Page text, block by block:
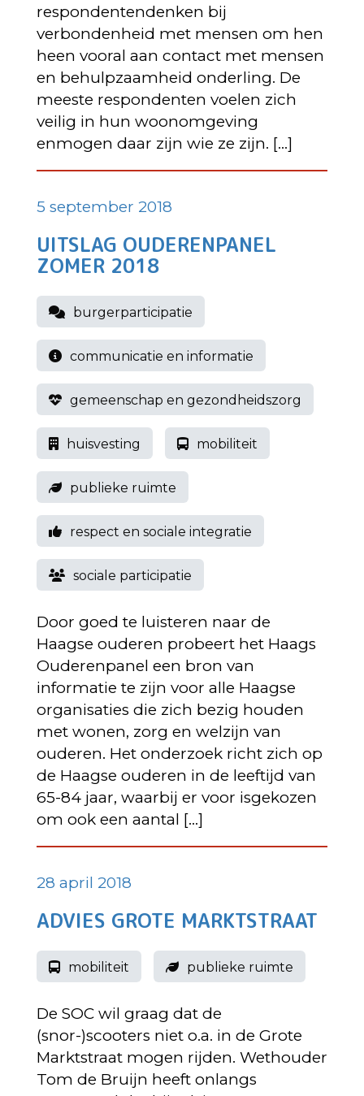
respondentendenken bij
verbondenheid met mensen om hen
heen vooral aan contact met mensen
en behulpzaamheid onderling. De
meeste respondenten voelen zich
veilig in hun woonomgeving
enmogen daar zijn wie ze zijn. […]
5 september 2018
UITSLAG OUDERENPANEL
ZOMER 2018
burgerparticipatie
communicatie en informatie
gemeenschap en gezondheidszorg
huisvesting mobiliteit
publieke ruimte
respect en sociale integratie
sociale participatie
Door goed te luisteren naar de
Haagse ouderen probeert het Haags
Ouderenpanel een bron van
informatie te zijn voor alle Haagse
organisaties die zich bezig houden
met wonen, zorg en welzijn van
ouderen. Het onderzoek richt zich op
de Haagse ouderen in de leeftijd van
65-84 jaar, waarbij er voor isgekozen
om ook een aantal […]
28 april 2018
ADVIES GROTE MARKTSTRAAT
mobiliteit publieke ruimte
De SOC wil graag dat de
(snor-)scooters niet o.a. in de Grote
Marktstraat mogen rijden. Wethouder
Tom de Bruijn heeft onlangs